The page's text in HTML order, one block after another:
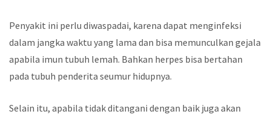
Penyakit ini perlu diwaspadai, karena dapat menginfeksi
dalam jangka waktu yang lama dan bisa memunculkan gejala
apabila imun tubuh lemah. Bahkan herpes bisa bertahan
pada tubuh penderita seumur hidupnya.
Selain itu, apabila tidak ditangani dengan baik juga akan